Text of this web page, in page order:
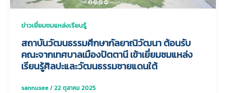
ข่าวเยี่ยมชมแหล่งเรียนรู้
สถาบันวัฒนธรรมศึกษากัลยาณิวัฒนา ต้อนรับ
คณะจากเทศบาลเมืองปัตตานี เข้าเยี่ยมชมแหล่ง
เรียนรู้ศิลปะและวัฒนธรรมชายแดนใต้
sannusee/ 22 ตุลาคม 2025